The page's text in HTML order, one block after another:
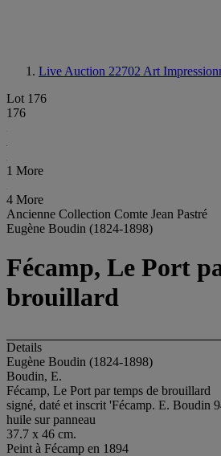
Live Auction 22702 Art
Lot 176
176
1 More
4 More
Ancienne Collection Comte Jean Pastré
Eugène Boudin (1824-1898)
Fécamp, Le Port
brouillard
Details
Eugène Boudin (1824-1898)
Boudin, E.
Fécamp, Le Port par temps de brouillard
signé, daté et inscrit 'Fécamp. E. Boudin
huile sur panneau
37.7 x 46 cm.
Peint à Fécamp en 1894